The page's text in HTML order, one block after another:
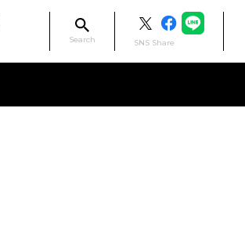
Search SNS Share